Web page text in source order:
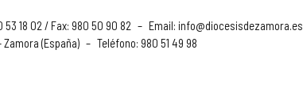
53 18 02 / Fax: 980 50 90 82 – Email: info@diocesisdezamora.es
Zamora (España) – Teléfono: 980 51 49 98